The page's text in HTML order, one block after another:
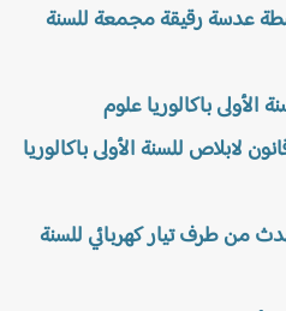
رقيقة مجمعة للسنة
باكالوريا علوم
للسنة الأولى باكالوريا
طرف تيار كهربائي للسنة